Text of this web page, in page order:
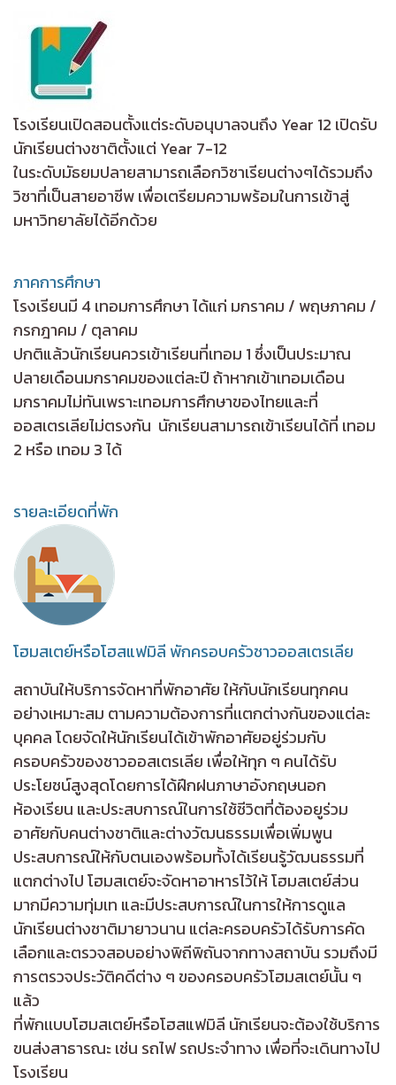
โรงเรียนเปิดสอนตั้งแต่ระดับอนุบาลจนถึง Year 12 เปิดรับ
นักเรียนต่างชาติตั้งแต่ Year 7-12
ในระดับมัธยมปลายสามารถเลือกวิชาเรียนต่างๆได้รวมถึง
วิชาที่เป็นสายอาชีพ เพื่อเตรียมความพร้อมในการเข้าสู่
มหาวิทยาลัยได้อีกด้วย
ภาคการศึกษา
โรงเรียนมี 4 เทอมการศึกษา ได้แก่ มกราคม / พฤษภาคม /
กรกฎาคม / ตุลาคม
ปกติแล้วนักเรียนควรเข้าเรียนที่เทอม 1 ซึ่งเป็นประมาณ
ปลายเดือนมกราคมของแต่ละปี ถ้าหากเข้าเทอมเดือน
มกราคมไม่ทันเพราะเทอมการศึกษาของไทยและที่
ออสเตรเลียไม่ตรงกัน นักเรียนสามารถเข้าเรียนได้ที่ เทอม
2 หรือ เทอม 3 ได้
รายละเอียดที่พัก
โฮมสเตย์หรือโฮสแฟมิลี พักครอบครัวชาวออสเตรเลีย
สถาบันให้บริการจัดหาที่พักอาศัย ให้กับนักเรียนทุกคน
อย่างเหมาะสม ตามความต้องการที่เเตกต่างกันของแต่ละ
บุคคล โดยจัดให้นักเรียนได้เข้าพักอาศัยอยู่ร่วมกับ
ครอบครัวของชาวออสเตรเลีย เพื่อให้ทุก ๆ คนได้รับ
ประโยชน์สูงสุดโดยการได้ฝึกฝนภาษาอังกฤษนอก
ห้องเรียน และประสบการณ์ในการใช้ชีวิตที่ต้องอยูร่วม
อาศัยกับคนต่างชาติและต่างวัฒนธรรมเพื่อเพิ่มพูน
ประสบการณ์ให้กับตนเองพร้อมทั้งได้เรียนรู้วัฒนธรรมที่
แตกต่างไป โฮมสเตย์จะจัดหาอาหารไว้ให้ โฮมสเตย์ส่วน
มากมีความทุ่มเท และมีประสบการณ์ในการให้การดูแล
นักเรียนต่างชาติมายาวนาน แต่ละครอบครัวได้รับการคัด
เลือกและตรวจสอบอย่างพิถีพิถันจากทางสถาบัน รวมถึงมี
การตรวจประวัติคดีต่าง ๆ ของครอบครัวโฮมสเตย์นั้น ๆ
แล้ว
ที่พักเเบบโฮมสเตย์หรือโฮสแฟมิลี นักเรียนจะต้องใช้บริการ
ขนส่งสาธารณะ เช่น รถไฟ รถประจำทาง เพื่อที่จะเดินทางไป
โรงเรียน